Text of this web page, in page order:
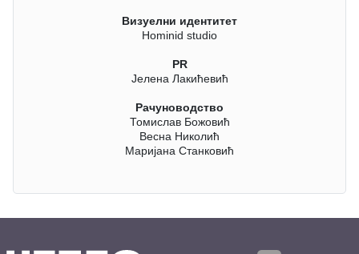
Визуелни идентитет
Hominid studio
PR
Јелена Лакићевић
Рачуноводство
Томислав Божовић
Весна Николић
Маријана Станковић